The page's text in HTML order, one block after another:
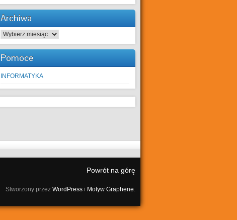
Archiwa
Archiwa
Pomoce
INFORMATYKA
Powrót na górę
Stworzony przez WordPress i Motyw Graphene